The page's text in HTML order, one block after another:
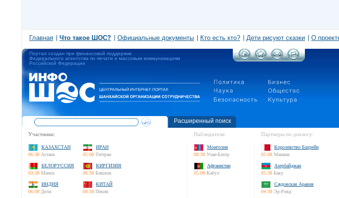
Главная Что такое ШОС? Официальные документы Кто есть кто? Дети рисуют сказки О
Портал создан при финансовой поддержке
Федерального агентства по печати и массовым коммуникациям
Российской Федерации
Расширенный поиск
Участники:
КАЗАХСТАН
06:38 Астана
ИРАН
05:08 Тегеран
БЕЛОРУССИЯ
03:38 Минск
КИРГИЗИЯ
06:38 Бишкек
ИНДИЯ
06:08 Дели
КИТАЙ
08:38 Пекин
Наблюдатели:
Монголия
08:38 Улан-Батор
Афганистан
05:08 Кабул
Партнеры по диалогу:
Королевство Бахрейн
05:08 Манама
Азербайджан
05:38 Баку
Саудовская Аравия
04:38 Эр-Рияд